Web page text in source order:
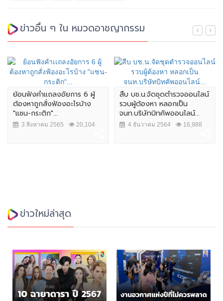
ข่าวอื่น ๆ ใน หมวดอาชญากรรม
ยการ 6 ผู้
ะไรบ้าง
20,104
สืบ บช.น.จัดชุดตำรวจออนไลน์
รวบผู้ต้องหา หลอกเป็น
จนท.บริษัทบิทคัพออนไลน์...
4 ธันวาคม 2564 16,988
ผบ.ตร. เผย แจ้ง 2
หญิงชาวสวิส เตรี
การรักษาความปลอ
7 สิงหาคม 2564
ข่าวใหม่ล่าสุด